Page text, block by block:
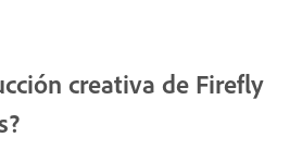
creativa de Firefly